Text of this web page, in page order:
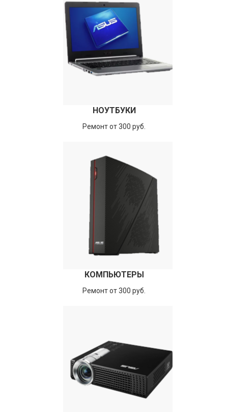
НОУТБУКИ
Ремонт от 300 руб.
КОМПЬЮТЕРЫ
Ремонт от 300 руб.